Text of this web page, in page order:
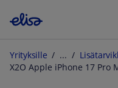
Yrityksille
X2O Apple iPhone 17 Pro